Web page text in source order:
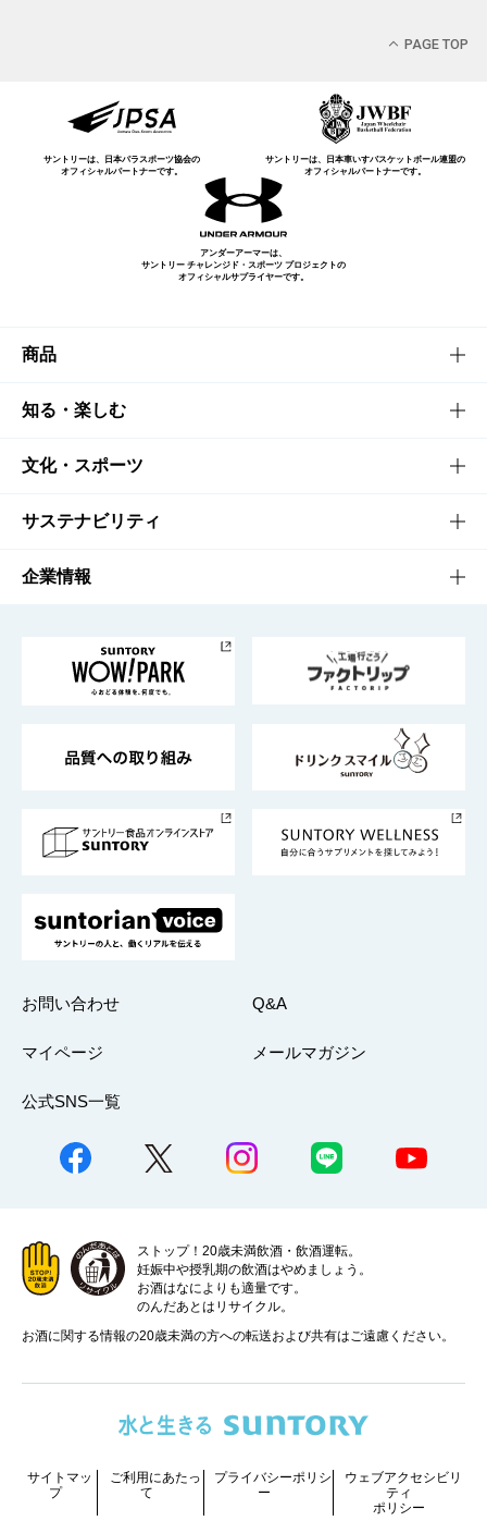
PAGE TOP
サントリーは、日本パラスポーツ協会の
オフィシャルパートナーです。
サントリーは、日本車いすバスケットボール連盟の
オフィシャルパートナーです。
アンダーアーマーは、
サントリー チャレンジド・スポーツ プロジェクトの
オフィシャルサプライヤーです。
商品
商品TOP
商品一覧
商品発売情報
栄養成分一覧
知る・楽しむ
知る・楽しむTOP
キャンペーン
工場見学
地域情報
文化・スポーツ
文化・スポーツTOP
サントリーホール
サントリーサンバーズ大阪
サステナビリティ
サステナビリティTOP
サントリーが考えるサステナビリティ経営
企業情報
企業概要
採用情報
お問い合わせ Q&A
マイページ メールマガジン
公式SNS一覧
ストップ！20歳未満飲酒・飲酒運転。
妊娠中や授乳期の飲酒はやめましょう。
お酒はなによりも適量です。
のんだあとはリサイクル。
お酒に関する情報の20歳未満の方への転送および共有はご遠慮ください。
サイトマッ
プ
ご利用にあたっ
て
プライバシーポリシ
ー
ウェブアクセシビリ
ティ
ポリシー